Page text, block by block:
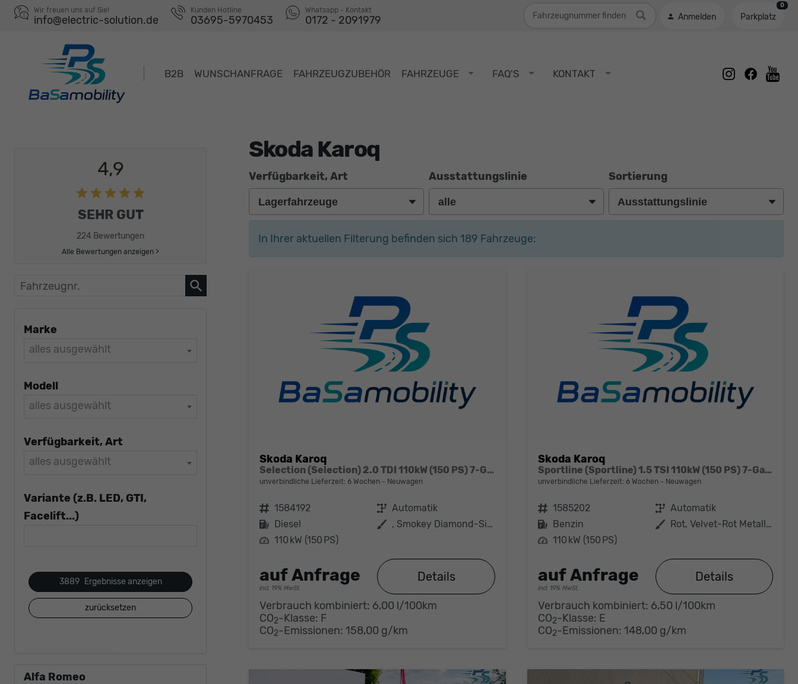
Wir freuen uns auf Sie!
info@electric-solution.de
Kunden Hotline
03695-5970453
Whatsapp - Kontakt
0172 - 2091979 Anmelden Parkplatz
0
B2B WUNSCHANFRAGE FAHRZEUGZUBEHÖR FAHRZEUGE FAQ'S KONTAKT instagram
facebook
Skoda Karoq
Verfügbarkeit, Art Ausstattungslinie Sortierung
In Ihrer aktuellen Filterung befinden sich189 Fahrzeuge:
Skoda Karoq
Selection (Selection) 2.0 TDI 110kW (150 PS) 7-Gang DSG 4x4
unverbindliche Lieferzeit:6 Wochen Neuwagen
Fahrzeugnr. 1584192 Getriebe Automatik
Kraftstoff
Diesel Außenfarbe
, Smokey Diamond-Silber Metallic (B3)
Leistung 110 kW (150 PS)
auf Anfrage
incl. 19% MwSt.
Details
Verbrauch kombiniert: 6,00 l/100km
CO2-Klasse: F
CO2-Emissionen:158,00 g/km
Skoda Karoq
Sportline (Sportline) 1.5 TSI 110kW (150 PS) 7-Gang DSG
unverbindliche Lieferzeit: 6 Wochen Neuwagen
Fahrzeugnr. 1585202 Getriebe Automatik
Kraftstoff
Benzin Außenfarbe
Rot, Velvet-Rot Metallic (K1)
Leistung 110 kW (150 PS)
auf Anfrage
incl. 19% MwSt.
Details
Verbrauch kombiniert: 6,50 l/100km
CO2-Klasse: E
CO2-Emissionen: 148,00 g/km
4,9
SEHR GUT
224 Bewertungen
Alle Bewertungen anzeigen >
Fahrzeugnr.
Marke
alles ausgewählt
Modell
alles ausgewählt
Verfügbarkeit, Art
alles ausgewählt
Variante (z.B. LED, GTI,
Facelift...)
3889 Ergebnisse anzeigen
zurücksetzen
Alfa Romeo